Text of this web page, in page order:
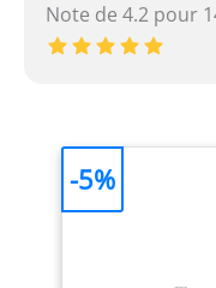
Note de 4.2 pour
-5%